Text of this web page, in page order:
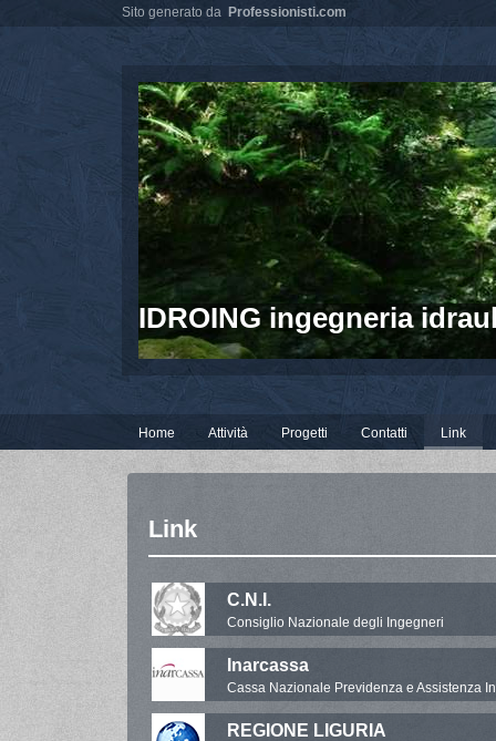
Sito generato da Professionisti.com
IDROING ingegneria
Home Attività Progetti Contatti Link
Link
C.N.I.
Consiglio Nazionale degli Ingegneri
Inarcassa
Cassa Nazionale Previdenza e Assistenza
REGIONE LIGURIA